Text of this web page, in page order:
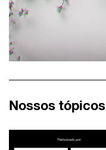
Nossos tópicos